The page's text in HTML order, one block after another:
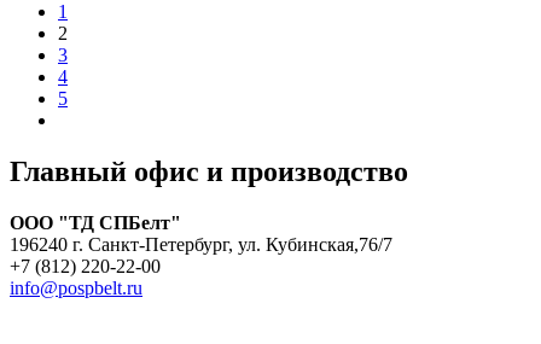
1
2
3
4
5
Главный офис и производство
ООО "ТД СПБелт"
196240 г. Санкт-Петербург, ул. Кубинская,76/7
+7 (812) 220-22-00
info@pospbelt.ru